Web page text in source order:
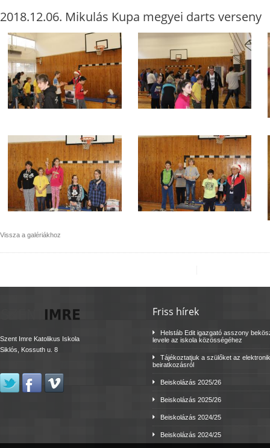
2018.12.06. Mikulás Kupa megyei darts verseny
Vissza a galériákhoz
Szent Imre Katolikus Iskola
Siklós, Kossuth u. 8
Friss hírek
Helstáb Edit igazgató asszony
levele az iskola közösségéhez
Tájékoztatjuk a szülőket az
beiratkozásról
Beiskolázás 2025/26
Beiskolázás 2025/26
Beiskolázás 2024/25
Beiskolázás 2024/25